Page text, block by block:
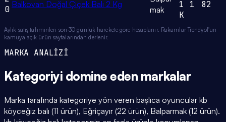
0 Balkovan Doğal Çiçek Balı 2 Kg
mak
1
K
1 82
Aylık satış tahminleri son 30 günlük harekete göre hesaplanır. Rakamlar Trendyol'un
kamuya açık ürün sayfalarından derlenir.
MARKA ANALİZİ
Kategoriyi domine eden markalar
Marka tarafında kategoriye yön veren başlıca oyuncular kb
köyceğiz balı (11 ürün), Eğriçayır (22 ürün), Balparmak (12 ürün).